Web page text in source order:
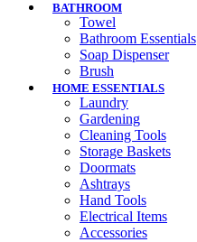
BATHROOM
Towel
Bathroom Essentials
Soap Dispenser
Brush
HOME ESSENTIALS
Laundry
Gardening
Cleaning Tools
Storage Baskets
Doormats
Ashtrays
Hand Tools
Electrical Items
Accessories